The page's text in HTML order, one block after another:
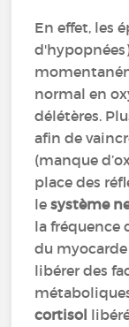
En effet, les
normal en
délétères.
afin de
(manque
place des
lesystème
la fréquence
du
libérer des
cortisol